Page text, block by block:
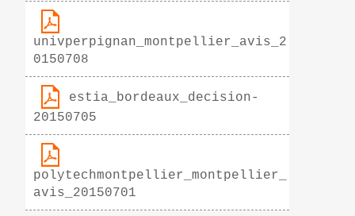
univperpignan_montpellier_avis_2
0150708
estia_bordeaux_decision-
20150705
polytechmontpellier_montpellier_
avis_20150701